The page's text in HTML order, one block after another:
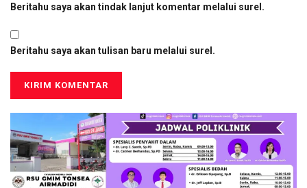
Beritahu saya akan tindak lanjut komentar melalui surel.
Beritahu saya akan tulisan baru melalui surel.